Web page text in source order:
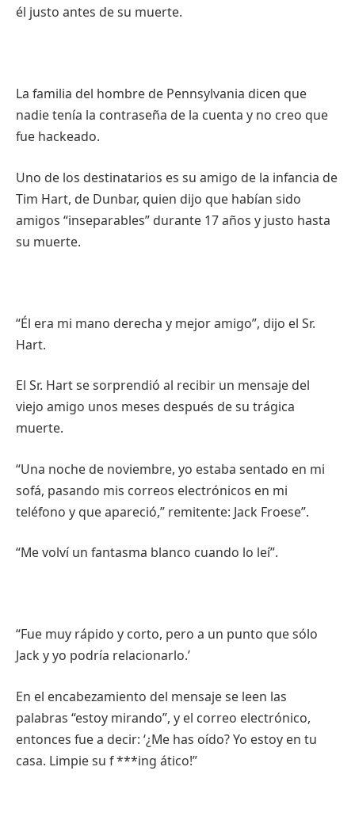
él justo antes de su muerte.
La familia del hombre de Pennsylvania dicen que
nadie tenía la contraseña de la cuenta y no creo que
fue hackeado.
Uno de los destinatarios es su amigo de la infancia de
Tim Hart, de Dunbar, quien dijo que habían sido
amigos “inseparables” durante 17 años y justo hasta
su muerte.
“Él era mi mano derecha y mejor amigo”, dijo el Sr.
Hart.
El Sr. Hart se sorprendió al recibir un mensaje del
viejo amigo unos meses después de su trágica
muerte.
“Una noche de noviembre, yo estaba sentado en mi
sofá, pasando mis correos electrónicos en mi
teléfono y que apareció,” remitente: Jack Froese”.
“Me volví un fantasma blanco cuando lo leí”.
“Fue muy rápido y corto, pero a un punto que sólo
Jack y yo podría relacionarlo.’
En el encabezamiento del mensaje se leen las
palabras “estoy mirando”, y el correo electrónico,
entonces fue a decir: ‘¿Me has oído? Yo estoy en tu
casa. Limpie su f ***ing ático!”